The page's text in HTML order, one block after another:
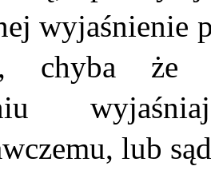
wyjaśnienie
chyba że
lub